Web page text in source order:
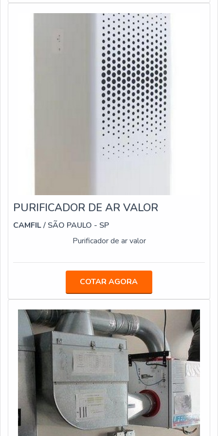
estrutura suficiente para atender todas as demandas.
Esses fatores, somados a um time com equipe
multidisciplinar de consultores associados e profissionais
com vasta experiência na área de atuação, garantem o
sucesso de cada cliente de ponta a ponta.
INFORMAÇÕES SOBRE O PRODUTOEssa constituição
torna o filtro absoluto plano extremamente re
PURIFICADOR DE AR VALOR
CAMFIL/ SÃO PAULO - SP
Purificador de ar valor
COTAR AGORA